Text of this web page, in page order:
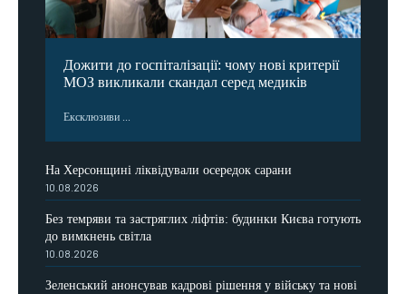
Дожити до госпіталізації: чому нові критерії
МОЗ викликали скандал серед медиків
Ексклюзиви ...
На Херсонщині ліквідували осередок сарани
10.08.2026
Без темряви та застряглих ліфтів: будинки Києва готують
до вимкнень світла
10.08.2026
Зеленський анонсував кадрові рішення у війську та нові